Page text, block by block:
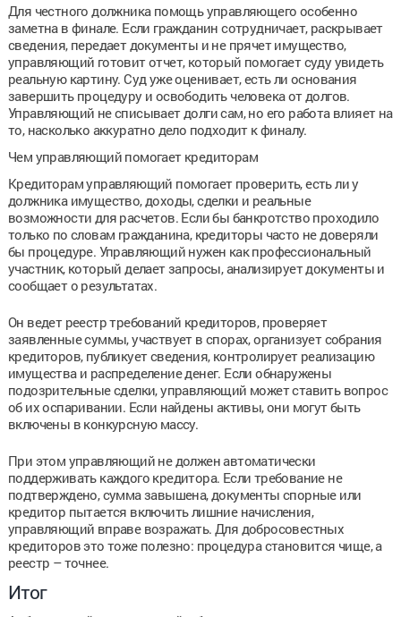
Для честного должника помощь управляющего особенно
заметна в финале. Если гражданин сотрудничает, раскрывает
сведения, передает документы и не прячет имущество,
управляющий готовит отчет, который помогает суду увидеть
реальную картину. Суд уже оценивает, есть ли основания
завершить процедуру и освободить человека от долгов.
Управляющий не списывает долги сам, но его работа влияет на
то, насколько аккуратно дело подходит к финалу.
Чем управляющий помогает кредиторам
Кредиторам управляющий помогает проверить, есть ли у
должника имущество, доходы, сделки и реальные
возможности для расчетов. Если бы банкротство проходило
только по словам гражданина, кредиторы часто не доверяли
бы процедуре. Управляющий нужен как профессиональный
участник, который делает запросы, анализирует документы и
сообщает о результатах.
Он ведет реестр требований кредиторов, проверяет
заявленные суммы, участвует в спорах, организует собрания
кредиторов, публикует сведения, контролирует реализацию
имущества и распределение денег. Если обнаружены
подозрительные сделки, управляющий может ставить вопрос
об их оспаривании. Если найдены активы, они могут быть
включены в конкурсную массу.
При этом управляющий не должен автоматически
поддерживать каждого кредитора. Если требование не
подтверждено, сумма завышена, документы спорные или
кредитор пытается включить лишние начисления,
управляющий вправе возражать. Для добросовестных
кредиторов это тоже полезно: процедура становится чище, а
реестр – точнее.
Итог